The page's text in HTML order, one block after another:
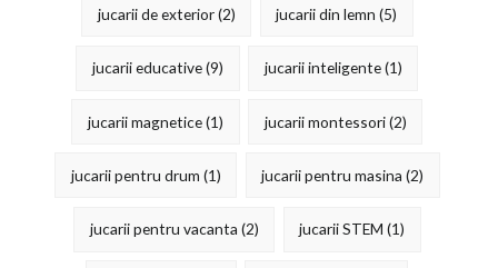
jucarii de exterior(2) jucarii din lemn (5)
jucarii educative(9) jucarii inteligente(1)
jucarii magnetice(1) jucarii montessori(2)
jucarii pentru drum (1) jucarii pentru masina (2)
jucarii pentru vacanta (2) jucarii STEM (1)